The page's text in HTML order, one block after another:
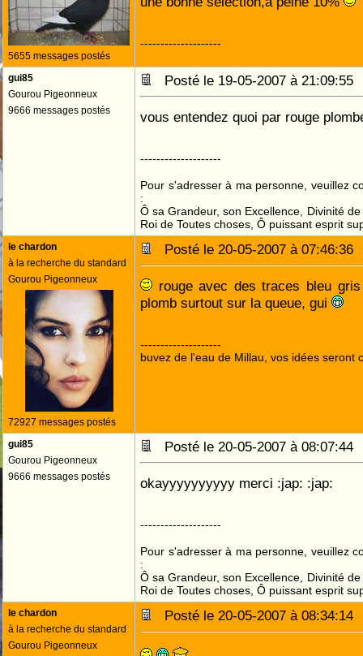
5655 messages postés
--------------------
gui85
Gourou Pigeonneux
9666 messages postés
Posté le 19-05-2007 à
vous entendez quoi par rouge
--------------------
Pour s'adresser à ma personne, veuillez
:
Ô sa Grandeur, son Excellence, Divinité
Roi de Toutes choses, Ô puissant esprit
le chardon
à la recherche du standard
Gourou Pigeonneux
72927 messages postés
Posté le 20-05-2007 à
rouge avec des traces bleu
plomb surtout sur la queue, gui
--------------------
buvez de l'eau de Millau, vos idées seront
gui85
Gourou Pigeonneux
9666 messages postés
Posté le 20-05-2007 à
okayyyyyyyyyy merci :jap: :jap:
--------------------
Pour s'adresser à ma personne, veuillez
:
Ô sa Grandeur, son Excellence, Divinité
Roi de Toutes choses, Ô puissant esprit
le chardon
à la recherche du standard
Gourou Pigeonneux
Posté le 20-05-2007 à